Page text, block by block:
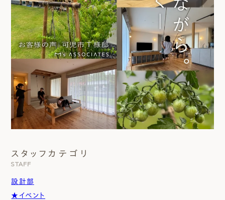
スタッフカテゴリ
STAFF
設計部
★イベント